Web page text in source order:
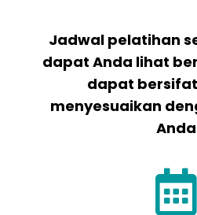
Jadwal pelatihan
dapat Anda lihat
dapat
menyesuaikan
Anda